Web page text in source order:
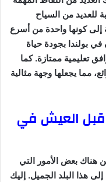
للعديد من السياح
إلى كونها واحدة من أسرع
في بولندا بجودة حياة
تعليمية ممتازة. كما
مما يجعلها وجهة مثالية
العيش في
هناك بعض الأمور التي
هذا البلد الجميل. إليك